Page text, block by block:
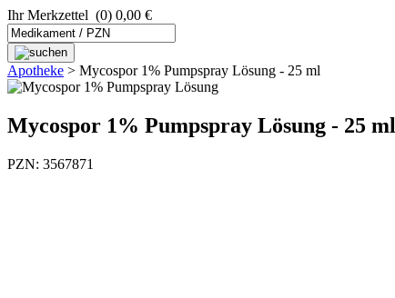
Ihr Merkzettel (0) 0,00 €
Apotheke > Mycospor 1% Pumpspray Lösung - 25 ml
Mycospor 1% Pumpspray Lösung - 25 ml
PZN: 3567871